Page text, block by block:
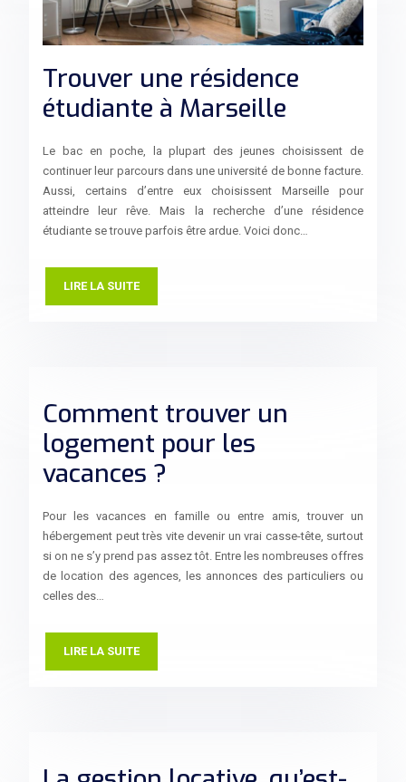
Trouver une résidence
étudiante à Marseille
Le bac en poche, la plupart des jeunes choisissent de
continuer leur parcours dans une université de bonne facture.
Aussi, certains d’entre eux choisissent Marseille pour
atteindre leur rêve. Mais la recherche d’une résidence
étudiante se trouve parfois être ardue. Voici donc…
LIRE LA SUITE
Comment trouver un
logement pour les
vacances ?
Pour les vacances en famille ou entre amis, trouver un
hébergement peut très vite devenir un vrai casse-tête, surtout
si on ne s’y prend pas assez tôt. Entre les nombreuses offres
de location des agences, les annonces des particuliers ou
celles des…
LIRE LA SUITE